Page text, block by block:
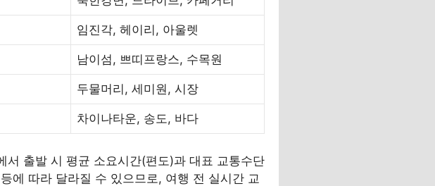
임진각, 헤이리, 아울렛
남이섬, 쁘띠프랑스, 수목원
두물머리, 세미원, 시장
차이나타운, 송도, 바다
출발 시 평균 소요시간(편도)과 대표 교통수단
에 따라 달라질 수 있으므로, 여행 전 실시간 교